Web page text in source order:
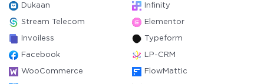
Dukaan Infinity
Stream Telecom Elementor
Invoiless Typeform
Facebook LP-CRM
WooCommerce FlowMattic